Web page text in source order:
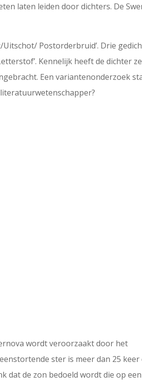
laten leiden door dichters. De
Uitschot/ Postorderbruid’. Drie
Kennelijk heeft de dichter ze
Een variantenonderzoek
wordt veroorzaakt door het
ster is meer dan 25 keer
dat de zon bedoeld wordt die op